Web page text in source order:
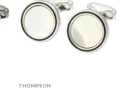
THOMPSON